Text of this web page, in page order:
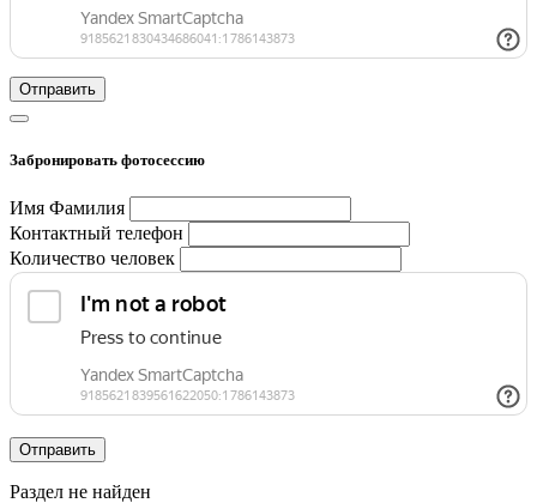
Отправить
Забронировать фотосессию
Имя Фамилия
Контактный телефон
Количество человек
Отправить
Раздел не найден